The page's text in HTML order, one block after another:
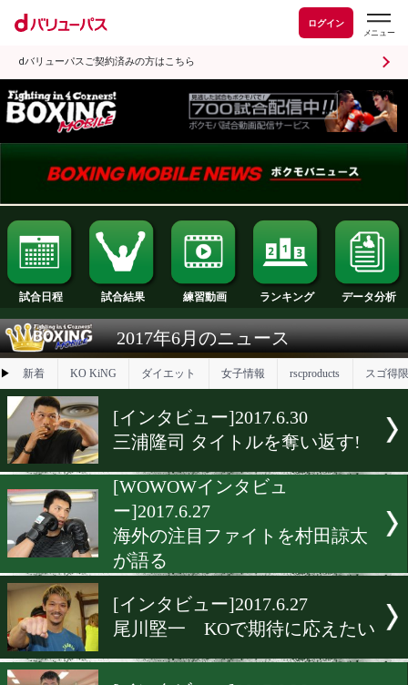
ログイン
dバリューパスご契約済みの方はこちら
試合日程 試合結果 練習動画 ランキング
2017年6月のニュース
▶ 新着 KO KiNG ダイエット 女子情報
[インタビュー]2017.6.30
三浦隆司 タイトルを奪い
ー]2017.6.27
海外の注目ファイトを村田